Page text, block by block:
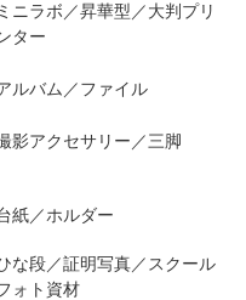
ミニラボ／昇華型／大判プリ
ター
ルバム／ファイル
影アクセサリー／三脚
紙／ホルダー
な段／証明写真／スクール
ォト資材